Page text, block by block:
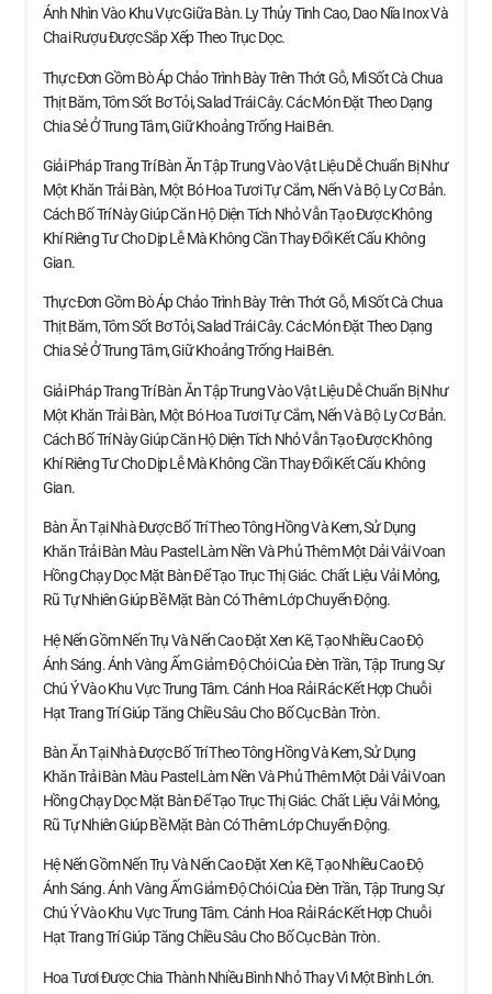
Ánh Nhìn Vào Khu Vực Giữa Bàn. Ly Thủy Tinh Cao, Dao Nĩa Inox Và
Chai Rượu Được Sắp Xếp Theo Trục Dọc.
Thực Đơn Gồm Bò Áp Chảo Trình Bày Trên Thớt Gỗ, Mì Sốt Cà Chua
Thịt Băm, Tôm Sốt Bơ Tỏi, Salad Trái Cây. Các Món Đặt Theo Dạng
Chia Sẻ Ở Trung Tâm, Giữ Khoảng Trống Hai Bên.
Giải Pháp Trang Trí Bàn Ăn Tập Trung Vào Vật Liệu Dễ Chuẩn Bị Như
Một Khăn Trải Bàn, Một Bó Hoa Tươi Tự Cắm, Nến Và Bộ Ly Cơ Bản.
Cách Bố Trí Này Giúp Căn Hộ Diện Tích Nhỏ Vẫn Tạo Được Không
Khí Riêng Tư Cho Dịp Lễ Mà Không Cần Thay Đổi Kết Cấu Không
Gian.
Thực Đơn Gồm Bò Áp Chảo Trình Bày Trên Thớt Gỗ, Mì Sốt Cà Chua
Thịt Băm, Tôm Sốt Bơ Tỏi, Salad Trái Cây. Các Món Đặt Theo Dạng
Chia Sẻ Ở Trung Tâm, Giữ Khoảng Trống Hai Bên.
Giải Pháp Trang Trí Bàn Ăn Tập Trung Vào Vật Liệu Dễ Chuẩn Bị Như
Một Khăn Trải Bàn, Một Bó Hoa Tươi Tự Cắm, Nến Và Bộ Ly Cơ Bản.
Cách Bố Trí Này Giúp Căn Hộ Diện Tích Nhỏ Vẫn Tạo Được Không
Khí Riêng Tư Cho Dịp Lễ Mà Không Cần Thay Đổi Kết Cấu Không
Gian.
Bàn Ăn Tại Nhà Được Bố Trí Theo Tông Hồng Và Kem, Sử Dụng
Khăn Trải Bàn Màu Pastel Làm Nền Và Phủ Thêm Một Dải Vải Voan
Hồng Chạy Dọc Mặt Bàn Để Tạo Trục Thị Giác. Chất Liệu Vải Mỏng,
Rũ Tự Nhiên Giúp Bề Mặt Bàn Có Thêm Lớp Chuyển Động.
Hệ Nến Gồm Nến Trụ Và Nến Cao Đặt Xen Kẽ, Tạo Nhiều Cao Độ
Ánh Sáng. Ánh Vàng Ấm Giảm Độ Chói Của Đèn Trần, Tập Trung Sự
Chú Ý Vào Khu Vực Trung Tâm. Cánh Hoa Rải Rác Kết Hợp Chuỗi
Hạt Trang Trí Giúp Tăng Chiều Sâu Cho Bố Cục Bàn Tròn.
Bàn Ăn Tại Nhà Được Bố Trí Theo Tông Hồng Và Kem, Sử Dụng
Khăn Trải Bàn Màu Pastel Làm Nền Và Phủ Thêm Một Dải Vải Voan
Hồng Chạy Dọc Mặt Bàn Để Tạo Trục Thị Giác. Chất Liệu Vải Mỏng,
Rũ Tự Nhiên Giúp Bề Mặt Bàn Có Thêm Lớp Chuyển Động.
Hệ Nến Gồm Nến Trụ Và Nến Cao Đặt Xen Kẽ, Tạo Nhiều Cao Độ
Ánh Sáng. Ánh Vàng Ấm Giảm Độ Chói Của Đèn Trần, Tập Trung Sự
Chú Ý Vào Khu Vực Trung Tâm. Cánh Hoa Rải Rác Kết Hợp Chuỗi
Hạt Trang Trí Giúp Tăng Chiều Sâu Cho Bố Cục Bàn Tròn.
Hoa Tươi Được Chia Thành Nhiều Bình Nhỏ Thay Vì Một Bình Lớn.